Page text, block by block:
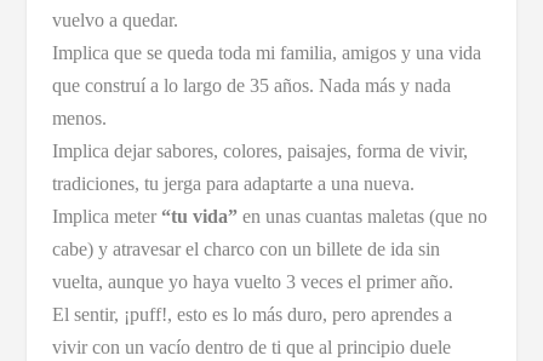
vuelvo a quedar.
Implica que se queda toda mi familia, amigos y una vida
que construí a lo largo de 35 años. Nada más y nada
menos.
Implica dejar sabores, colores, paisajes, forma de vivir,
tradiciones, tu jerga para adaptarte a una nueva.
Implica meter “tu vida”en unas cuantas maletas (que no
cabe) y atravesar el charco con un billete de ida sin
vuelta, aunque yo haya vuelto 3 veces el primer año.
El sentir, ¡puff!, esto es lo más duro, pero aprendes a
vivir con un vacío dentro de ti que al principio duele